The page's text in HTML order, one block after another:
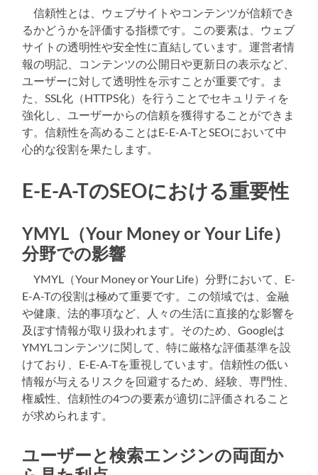
信頼性とは、ウェブサイトやコンテンツが信頼でき
るかどうかを評価する指標です。この要素は、ウェブ
サイトの透明性や安全性に直結しています。運営者情
報の明記、コンテンツの公開日や更新日の表示など、
ユーザーに対して透明性を示すことが重要です。ま
た、SSL化（HTTPS化）を行うことでセキュリティを
強化し、ユーザーからの信頼を獲得することができま
す。信頼性を高めることはE-E-A-TとSEOにおいて中
心的な役割を果たします。
E-E-A-TのSEOにおける重要性
YMYL（Your Money or Your Life）
分野での影響
YMYL（Your Money or Your Life）分野において、E-
E-A-Tの役割は極めて重要です。この領域では、金融
や健康、法的事項など、人々の生活に直接的な影響を
及ぼす情報が取り扱われます。そのため、Googleは
YMYLコンテンツに関して、特に厳格な評価基準を設
けており、E-E-A-Tを重視しています。信頼性の低い
情報が与えるリスクを回避するため、経験、専門性、
権威性、信頼性の4つの要素が適切に評価されること
が求められます。
ユーザーと検索エンジンの両面か